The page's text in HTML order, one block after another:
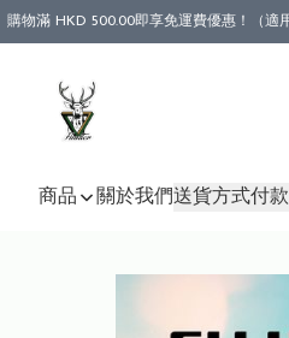
購物滿 HKD 500.00即享免運費優惠！（適
商品 關於我們送貨方式付